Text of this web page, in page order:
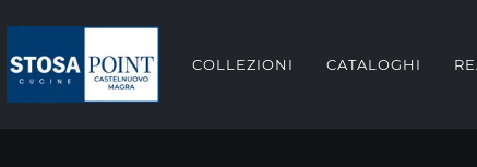
COLLEZIONI CATALOGHI